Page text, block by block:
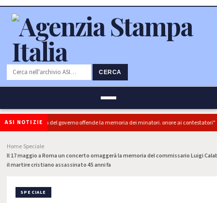
CERCA
ASI NOTIZIE
"L'Ipocrisia del governo offende la memoria dei minatori. onore ai contestatori"
Home Speciale
Il 17 maggio a Roma un concerto omaggerà la memoria del commissario Luigi
il martire cristiano assassinato 45 anni fa
SPECIALE